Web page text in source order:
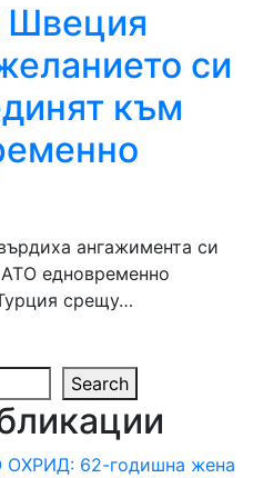
Швеция
си
към
ангажимента си
едновременно
срещу…
Search
62-годишна жена